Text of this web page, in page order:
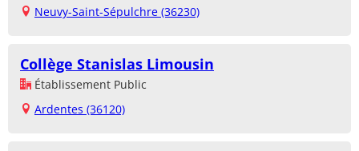
Neuvy-Saint-Sépulchre (36230)
Collège Stanislas Limousin
Établissement Public
Ardentes (36120)